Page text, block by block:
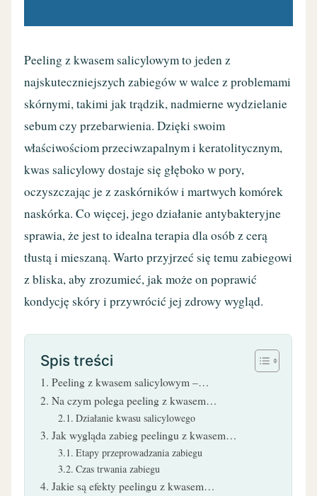
Peeling z kwasem salicylowym to jeden z
najskuteczniejszych zabiegów w walce z problemami
skórnymi, takimi jak trądzik, nadmierne wydzielanie
sebum czy przebarwienia. Dzięki swoim
właściwościom przeciwzapalnym i keratolitycznym,
kwas salicylowy dostaje się głęboko w pory,
oczyszczając je z zaskórników i martwych komórek
naskórka. Co więcej, jego działanie antybakteryjne
sprawia, że jest to idealna terapia dla osób z cerą
tłustą i mieszaną. Warto przyjrzeć się temu zabiegowi
z bliska, aby zrozumieć, jak może on poprawić
kondycję skóry i przywrócić jej zdrowy wygląd.
Spis treści
Peeling z kwasem salicylowym –…
Na czym polega peeling z kwasem…
Działanie kwasu salicylowego
Jak wygląda zabieg peelingu z kwasem…
Etapy przeprowadzania zabiegu
Czas trwania zabiegu
Jakie są efekty peelingu z kwasem…